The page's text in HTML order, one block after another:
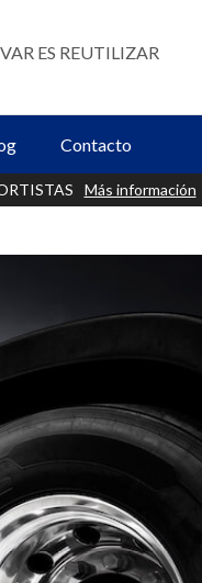
ES REUTILIZAR
Contacto